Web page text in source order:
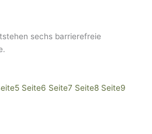
sechs barrierefreie
5 Seite6 Seite7 Seite8 Seite9